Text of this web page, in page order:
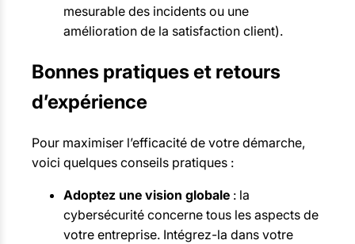
mesurable des incidents ou une
amélioration de la satisfaction client).
Bonnes pratiques et retours
d’expérience
Pour maximiser l’efficacité de votre démarche,
voici quelques conseils pratiques :
Adoptez une vision globale : la
cybersécurité concerne tous les aspects de
votre entreprise. Intégrez-la dans votre